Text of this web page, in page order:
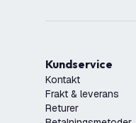
Kundservice
Kontakt
Frakt & leverans
Returer